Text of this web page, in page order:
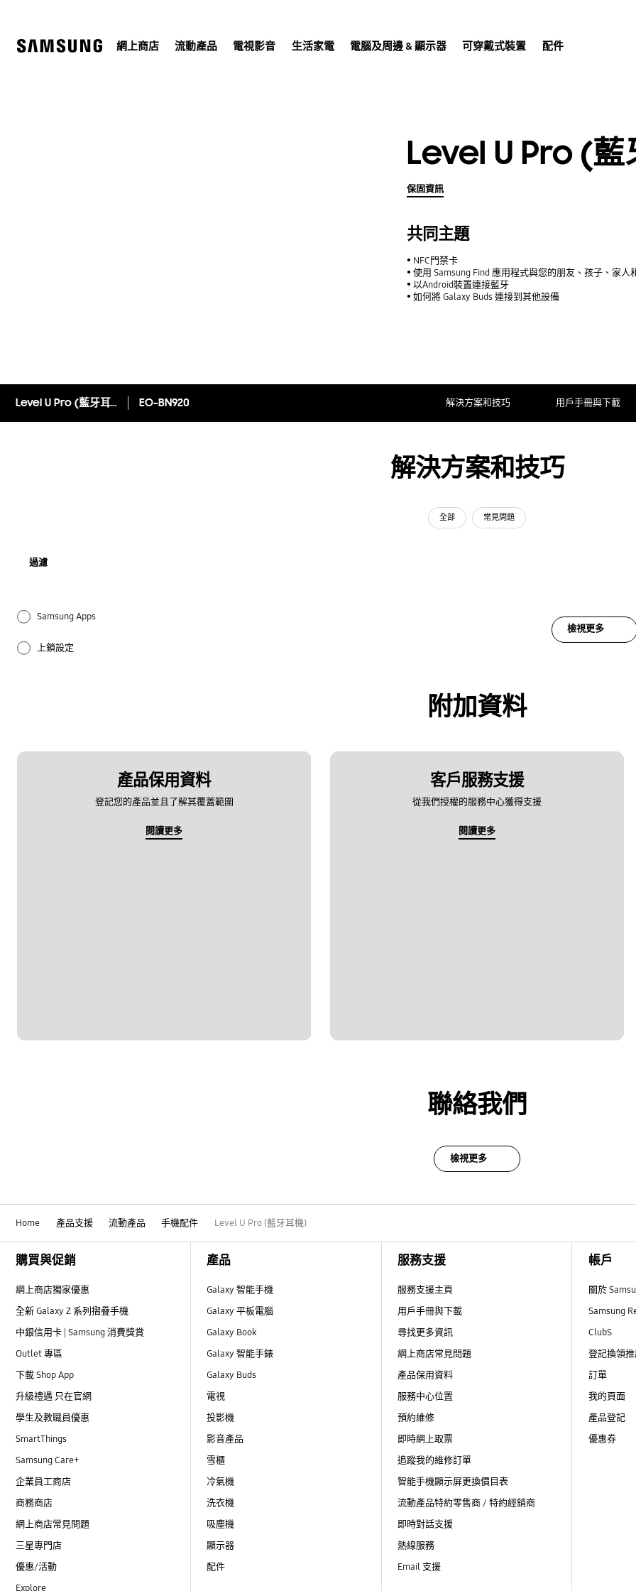
網上商店 流動產品 電視影音 生活家電 電腦及周邊 & 顯示器 可穿戴式裝置 配件
Level U Pro (
保固資訊
共同主題
NFC門禁卡
使用 Samsung Find 應用程式與您的朋友、孩子、家人
以Android裝置連接藍牙
如何將 Galaxy Buds 連接到其他設備
Level U Pro (藍牙耳機) EO-BN920 解決方案和技巧 用戶手冊與下載
解決方案和技巧
全部 常見問題
過濾
Samsung Apps
上鎖設定
檢視更多
附加資料
產品保用資料
登記您的產品並且了解其覆蓋範圍
閱讀更多
客戶服務支援
從我們授權的服務中心獲得支援
閱讀更多
聯絡我們
檢視更多
Home 產品支援 流動產品 手機配件 Level U Pro (藍牙耳機)
購買與促銷
網上商店獨家優惠
全新 Galaxy Z 系列摺疊手機
中銀信用卡 | Samsung 消費獎賞
Outlet 專區
下載 Shop App
升級禮遇 只在官網
學生及教職員優惠
SmartThings
Samsung Care+
企業員工商店
商務商店
網上商店常見問題
三星專門店
優惠/活動
Explore
產品
Galaxy 智能手機
Galaxy 平板電腦
Galaxy Book
Galaxy 智能手錶
Galaxy Buds
電視
投影機
影音產品
雪櫃
冷氣機
洗衣機
吸塵機
顯示器
配件
服務支援
服務支援主頁
用戶手冊與下載
尋找更多資訊
網上商店常見問題
產品保用資料
服務中心位置
預約維修
即時網上取票
追蹤我的維修訂單
智能手機顯示屏更換價目表
流動產品特約零售商 / 特約經銷商
即時對話支援
熱線服務
Email 支援
帳戶
關於
Samsung
ClubS
登記換領
訂單
我的頁面
產品登記
優惠券